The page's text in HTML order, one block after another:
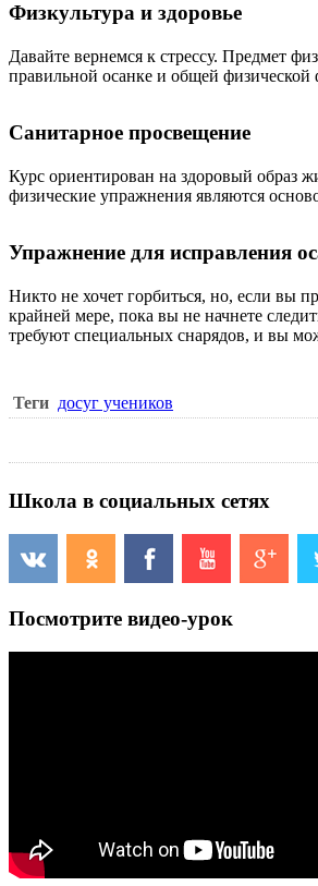
Физкультура и здоровье
Давайте вернемся к стрессу. Предмет
правильной осанке и общей
Санитарное просвещение
Курс ориентирован на здоровый образ
физические упражнения являются
Упражнение для исправления
Никто не хочет горбиться, но, если вы
крайней мере, пока вы не начнете
требуют специальных снарядов, и вы
Теги досуг учеников
Школа в социальных сетях
Посмотрите видео-урок